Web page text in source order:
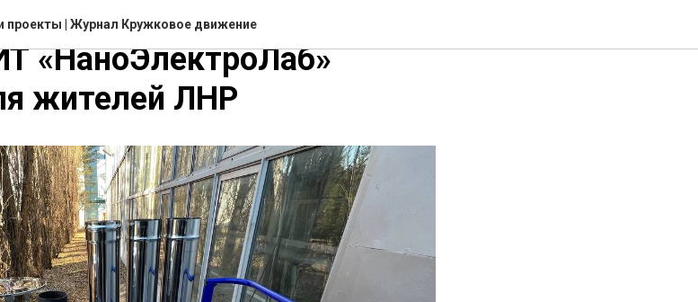
проекты | Журнал Кружковое движение
созидателя». Как
«НаноЭлектроЛаб»
жителей ЛНР